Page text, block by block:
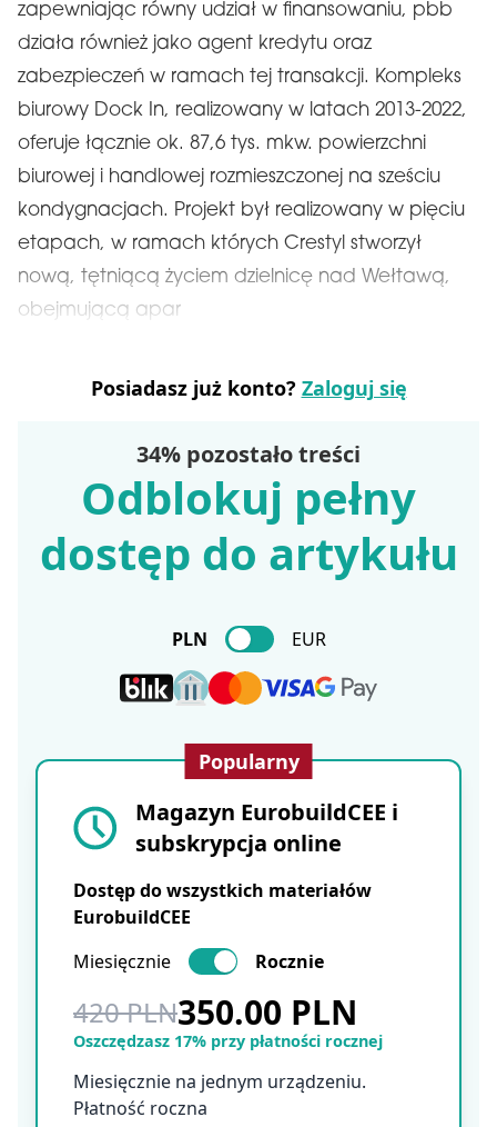
zapewniając równy udział w finansowaniu, pbb
działa również jako agent kredytu oraz
zabezpieczeń w ramach tej transakcji. Kompleks
biurowy Dock In, realizowany w latach 2013-2022,
oferuje łącznie ok. 87,6 tys. mkw. powierzchni
biurowej i handlowej rozmieszczonej na sześciu
kondygnacjach. Projekt był realizowany w pięciu
etapach, w ramach których Crestyl stworzył
nową, tętniącą życiem dzielnicę nad Wełtawą,
obejmującą apar
Posiadasz już konto? Zaloguj się
34% pozostało treści
Odblokuj pełny
dostęp do artykułu
PLN EUR
Popularny
Magazyn EurobuildCEE i
subskrypcja online
Dostęp do wszystkich materiałów
EurobuildCEE
Miesięcznie
Rocznie
420 PLN350.00 PLN
Oszczędzasz 17% przy płatności rocznej
Miesięcznie na jednym urządzeniu.
Płatność roczna